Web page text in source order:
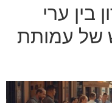
בין ערי
של עמותת